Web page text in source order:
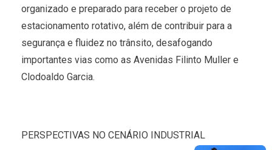
organizado e preparado para receber o projeto de
estacionamento rotativo, além de contribuir para a
segurança e fluidez no trânsito, desafogando
importantes vias como as Avenidas Filinto Muller e
Clodoaldo Garcia.
PERSPECTIVAS NO CENÁRIO INDUSTRIAL